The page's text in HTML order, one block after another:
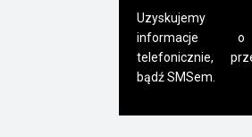
Uzyskujemy
informacje o
telefonicznie,
bądź SMSem.